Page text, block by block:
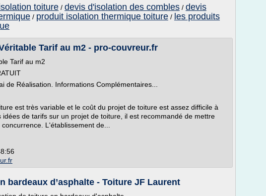
toiture / devis d'isolation des combles / devis
/ produit isolation thermique toiture / les produits
Tarif au m2 - pro-couvreur.fr
Tarif au m2
de Réalisation. Informations Complémentaires...
est très variable et le coût du projet de toiture est assez difficile à
idées de tarifs sur un projet de toiture, il est recommandé de mettre
L'établissement de...
bardeaux d’asphalte - Toiture JF Laurent